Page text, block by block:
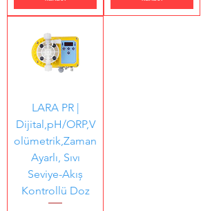
LARA PR |
Dijital,pH/ORP,V
olümetrik,Zaman
Ayarlı, Sıvı
Seviye-Akıș
Kontrollü Doz